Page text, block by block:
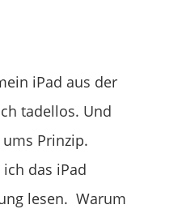
iPad aus der
tadellos. Und
Prinzip.
das iPad
lesen. Warum